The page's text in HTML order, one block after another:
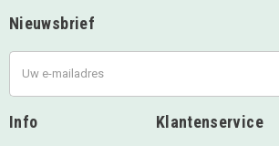
Nieuwsbrief
Info Klantenservice